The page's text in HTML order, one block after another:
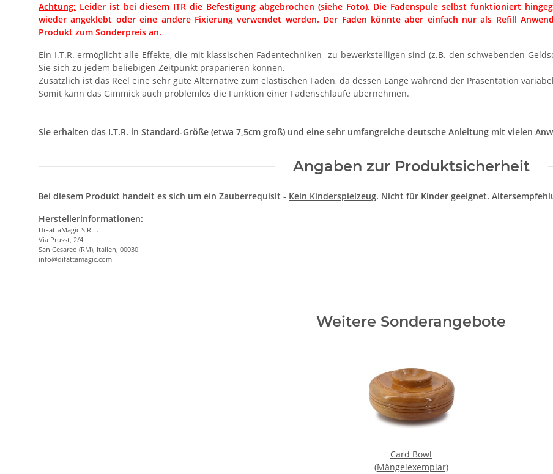
Achtung: Leider ist bei diesem ITR die Befestigung abgebrochen (siehe Foto). Die Fadenspule selbst funktioniert
wieder angeklebt oder eine andere Fixierung verwendet werden. Der Faden könnte aber einfach nur als Refill
Produkt zum Sonderpreis an.
Ein I.T.R. ermöglicht alle Effekte, die mit klassischen Fadentechniken zu bewerkstelligen sind (z.B. den schwebenden
Sie sich zu jedem beliebigen Zeitpunkt präparieren können.
Zusätzlich ist das Reel eine sehr gute Alternative zum elastischen Faden, da dessen Länge während der Präsentation
Somit kann das Gimmick auch problemlos die Funktion einer Fadenschlaufe übernehmen.
Sie erhalten das I.T.R. in Standard-Größe (etwa 7,5cm groß) und eine sehr umfangreiche deutsche Anleitung mit vielen
Angaben zur Produktsicherheit
Bei diesem Produkt handelt es sich um ein Zauberrequisit - Kein Kinderspielzeug. Nicht für Kinder geeignet.
Herstellerinformationen:
DiFattaMagic S.R.L.
Via Prusst, 2/4
San Cesareo (RM), Italien, 00030
info@difattamagic.com
Weitere Sonderangebote
Card Bowl
(Mängelexemplar)